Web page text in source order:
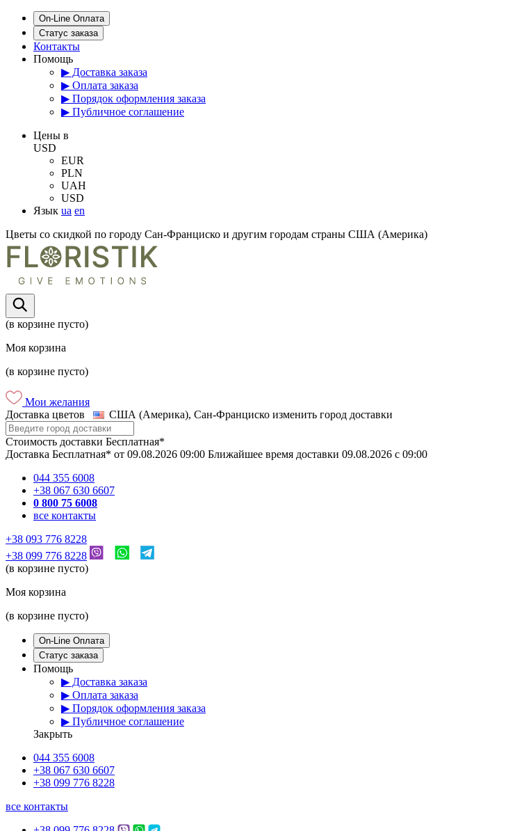
On-Line Оплата
Статус заказа
Контакты
Помощь
▶ Доставка заказа
▶ Оплата заказа
▶ Порядок оформления заказа
▶ Публичное соглашение
Цены в
USD
EUR
PLN
UAH
USD
Язык ua en
Цветы со скидкой по городу Сан-Франциско и другим городам страны США (Америка)
(в корзине пусто)
Моя корзина
(в корзине пусто)
Мои желания
Доставка цветов
США (Америка), Сан-Франциско изменить город доставки
Стоимость доставки Бесплатная*
Доставка Бесплатная* от 09.08.2026 09:00 Ближайшее время доставки 09.08.2026 c 09:00
044 355 6008
+38 067 630 6607
0 800 75 6008
все контакты
+38 093 776 8228
+38 099 776 8228
(в корзине пусто)
Моя корзина
(в корзине пусто)
On-Line Оплата
Статус заказа
Помощь
▶ Доставка заказа
▶ Оплата заказа
▶ Порядок оформления заказа
▶ Публичное соглашение
Закрыть
044 355 6008
+38 067 630 6607
+38 099 776 8228
все контакты